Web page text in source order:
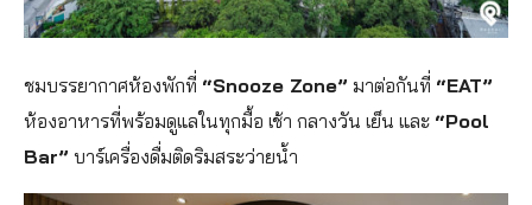
ชมบรรยากาศห้องพักที่ “Snooze Zone” มาต่อกันที่ “EAT”
ห้องอาหารที่พร้อมดูแลในทุกมื้อ เช้า กลางวัน เย็น และ “Pool
Bar” บาร์เครื่องดื่มติดริมสระว่ายน้ำ